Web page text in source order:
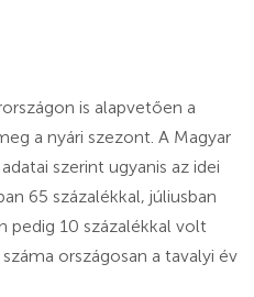
is alapvetően a
a nyári szezont. A Magyar
szerint ugyanis az idei
65 százalékkal, júliusban
pedig 10 százalékkal volt
országosan a tavalyi év